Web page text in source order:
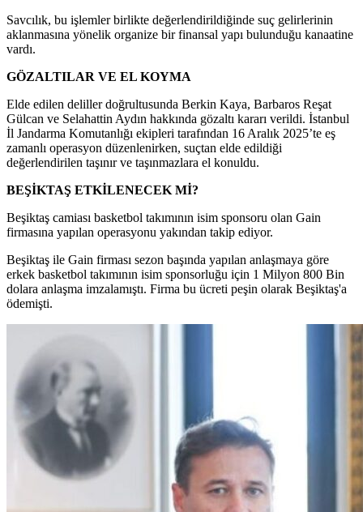
Savcılık, bu işlemler birlikte değerlendirildiğinde suç gelirlerinin
aklanmasına yönelik organize bir finansal yapı bulunduğu kanaatine
vardı.
GÖZALTILAR VE EL KOYMA
Elde edilen deliller doğrultusunda Berkin Kaya, Barbaros Reşat
Gülcan ve Selahattin Aydın hakkında gözaltı kararı verildi. İstanbul
İl Jandarma Komutanlığı ekipleri tarafından 16 Aralık 2025’te eş
zamanlı operasyon düzenlenirken, suçtan elde edildiği
değerlendirilen taşınır ve taşınmazlara el konuldu.
BEŞİKTAŞ ETKİLENECEK Mİ?
Beşiktaş camiası basketbol takımının isim sponsoru olan Gain
firmasına yapılan operasyonu yakından takip ediyor.
Beşiktaş ile Gain firması sezon başında yapılan anlaşmaya göre
erkek basketbol takımının isim sponsorluğu için 1 Milyon 800 Bin
dolara anlaşma imzalamıştı. Firma bu ücreti peşin olarak Beşiktaş'a
ödemişti.